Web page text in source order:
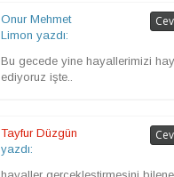
Onur Mehmet
Limon yazdı:
Bu gecede yine hayallerimizi
ediyoruz işte..
Tayfur Düzgün
yazdı: